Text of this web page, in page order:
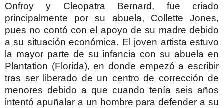
Onfroy y Cleopatra Bernard, fue criado
principalmente por su abuela, Collette Jones,
pues no contó con el apoyo de su madre debido
a su situación económica. El joven artista estuvo
la mayor parte de su infancia con su abuela en
Plantation (Florida), en donde empezó a escribir
tras ser liberado de un centro de corrección de
menores debido a que cuando tenía seis años
intentó apuñalar a un hombre para defender a su